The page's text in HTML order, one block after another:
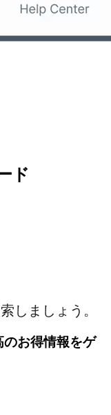
ド
しましょう。
お得情報をゲ